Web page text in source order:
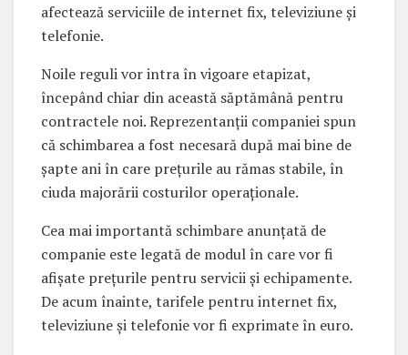
afectează serviciile de internet fix, televiziune și
telefonie.
Noile reguli vor intra în vigoare etapizat,
începând chiar din această săptămână pentru
contractele noi. Reprezentanții companiei spun
că schimbarea a fost necesară după mai bine de
șapte ani în care prețurile au rămas stabile, în
ciuda majorării costurilor operaționale.
Cea mai importantă schimbare anunțată de
companie este legată de modul în care vor fi
afișate prețurile pentru servicii și echipamente.
De acum înainte, tarifele pentru internet fix,
televiziune și telefonie vor fi exprimate în euro.